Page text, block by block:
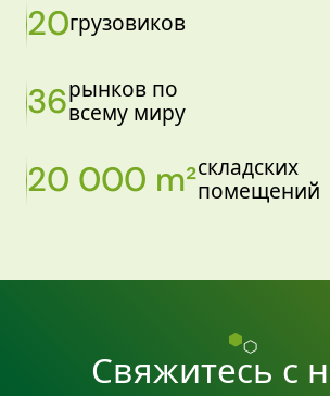
20грузовиков
36рынков по
всему миру
20 000 m²складских
помещений
Свяжитесь с